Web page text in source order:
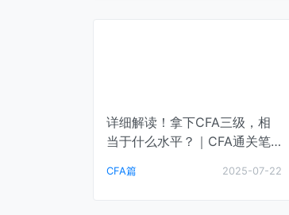
详细解读！拿下CFA三级，相
当于什么水平？｜CFA通关笔
CFA篇 2025-07-22